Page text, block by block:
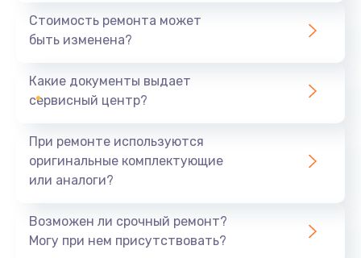
1440 руб.
Ремонт южного моста
Замена батарейки BIOS
Заказать
Стоимость ремонта может
быть изменена?
Какие документы выдает
сервисный центр?
При ремонте используются
оригинальные комплектующие
или аналоги?
Возможен ли срочный ремонт?
Могу при нем присутствовать?